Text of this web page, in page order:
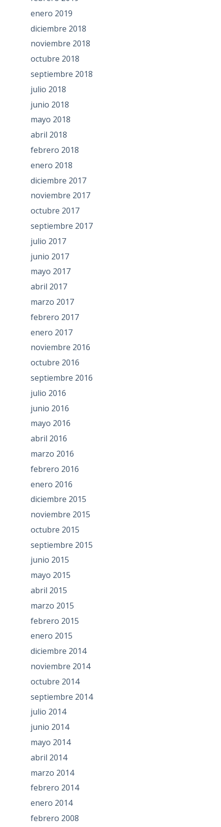
enero 2019
diciembre 2018
noviembre 2018
octubre 2018
septiembre 2018
julio 2018
junio 2018
mayo 2018
abril 2018
febrero 2018
enero 2018
diciembre 2017
noviembre 2017
octubre 2017
septiembre 2017
julio 2017
junio 2017
mayo 2017
abril 2017
marzo 2017
febrero 2017
enero 2017
noviembre 2016
octubre 2016
septiembre 2016
julio 2016
junio 2016
mayo 2016
abril 2016
marzo 2016
febrero 2016
enero 2016
diciembre 2015
noviembre 2015
octubre 2015
septiembre 2015
junio 2015
mayo 2015
abril 2015
marzo 2015
febrero 2015
enero 2015
diciembre 2014
noviembre 2014
octubre 2014
septiembre 2014
julio 2014
junio 2014
mayo 2014
abril 2014
marzo 2014
febrero 2014
enero 2014
febrero 2008